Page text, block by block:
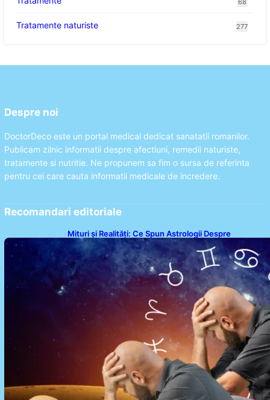
68
Tratamente naturiste 277
Despre noi
DoctorDeco este un portal medical dedicat sanatatii romanilor.
Publicam zilnic informatii despre afectiuni, remedii naturiste,
tratamente si nutritie. Ne propunem sa fim o sursa de referinta
pentru cei care cauta informatii medicale de incredere.
Recomandari editoriale
Mituri și Realități: Ce Spun Astrologii Despre
Sufletele Bătrâne și Lunile de Naștere